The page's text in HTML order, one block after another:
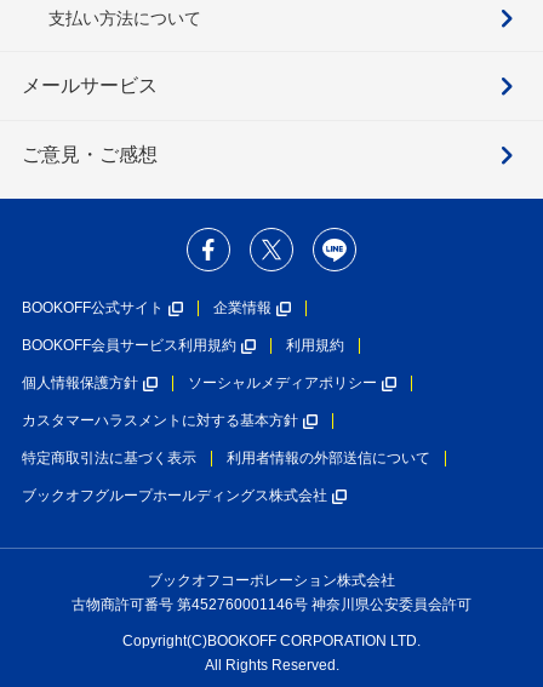
支払い方法について
メールサービス
ご意見・ご感想
BOOKOFF公式サイト 企業情報
BOOKOFF会員サービス利用規約 利用規約
個人情報保護方針 ソーシャルメディアポリシー
カスタマーハラスメントに対する基本方針
特定商取引法に基づく表示 利用者情報の外部送信について
ブックオフグループホールディングス株式会社
ブックオフコーポレーション株式会社
古物商許可番号 第452760001146号 神奈川県公安委員会許可
Copyright(C)BOOKOFF CORPORATION LTD.
All Rights Reserved.